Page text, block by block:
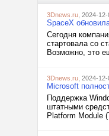
3Dnews.ru , 2024-
SpaceX
Сегодня
стартовала со
Возможно, это
3Dnews.ru , 2024-
Microsoft
Поддержка
штатными
Platform Module